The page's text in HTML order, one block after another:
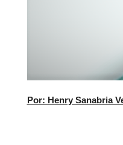
Por: Henry Sanabria